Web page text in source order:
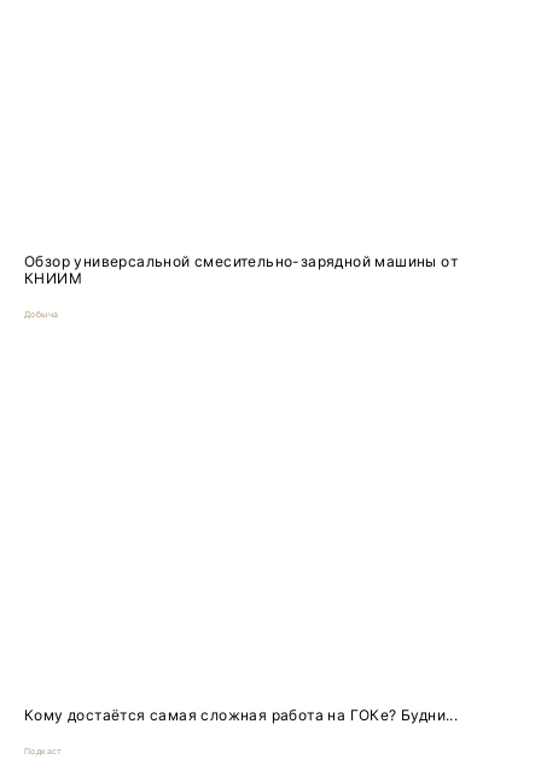
Обзор универсальной смесительно-зарядной машины от
КНИИМ
Добыча
Кому достаётся самая сложная работа на ГОКе? Будни...
Подкаст